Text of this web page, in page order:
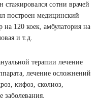
стажировался сотни врачей
построен медицинский
на 120 коек, амбулатория на
и т.д.
терапии лечение
лечение осложнений
кифоз, сколиоз,